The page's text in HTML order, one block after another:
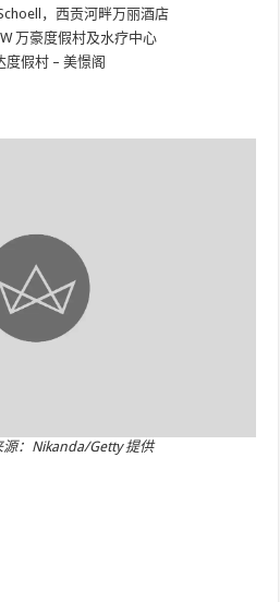
，西贡河畔万丽酒店
万豪度假村及水疗中心
度假村 – 美憬阁
：Nikanda/Getty 提供